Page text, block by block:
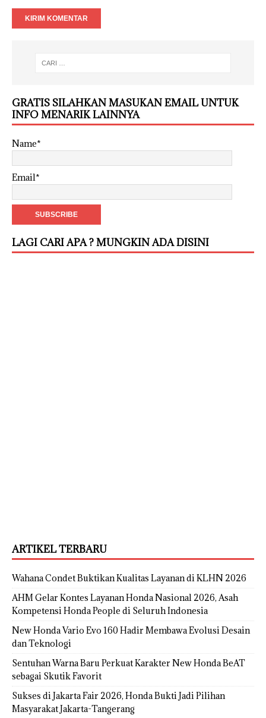
GRATIS SILAHKAN MASUKAN EMAIL UNTUK
INFO MENARIK LAINNYA
Name*
Email*
LAGI CARI APA ? MUNGKIN ADA DISINI
ARTIKEL TERBARU
Wahana Condet Buktikan Kualitas Layanan di KLHN 2026
AHM Gelar Kontes Layanan Honda Nasional 2026, Asah
Kompetensi Honda People di Seluruh Indonesia
New Honda Vario Evo 160 Hadir Membawa Evolusi Desain
dan Teknologi
Sentuhan Warna Baru Perkuat Karakter New Honda BeAT
sebagai Skutik Favorit
Sukses di Jakarta Fair 2026, Honda Bukti Jadi Pilihan
Masyarakat Jakarta-Tangerang